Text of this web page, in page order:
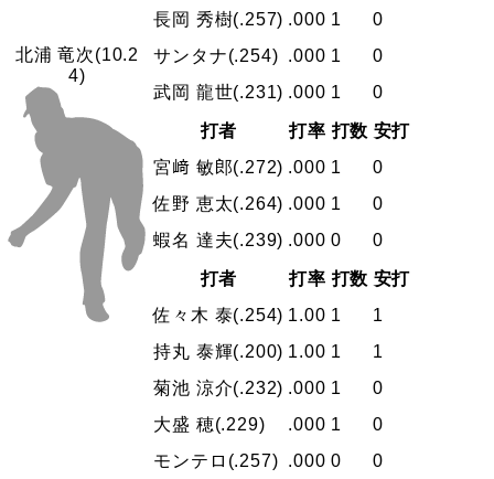
北浦 竜次(10.2
4)
長岡 秀樹(.257) .000 1
0
サンタナ(.254) .000 1
0
武岡 龍世(.231) .000 1 0
打者 打率 打数 安打
宮﨑 敏郎(.272) .000 1
0
佐野 恵太(.264) .000 1
0
蝦名 達夫(.239) .000 0 0
打者 打率 打数 安打
佐々木 泰(.254) 1.00 1
1
持丸 泰輝(.200) 1.00 1
1
菊池 涼介(.232) .000 1
0
大盛 穂(.229) .000 1
0
モンテロ (.257) .000 0 0